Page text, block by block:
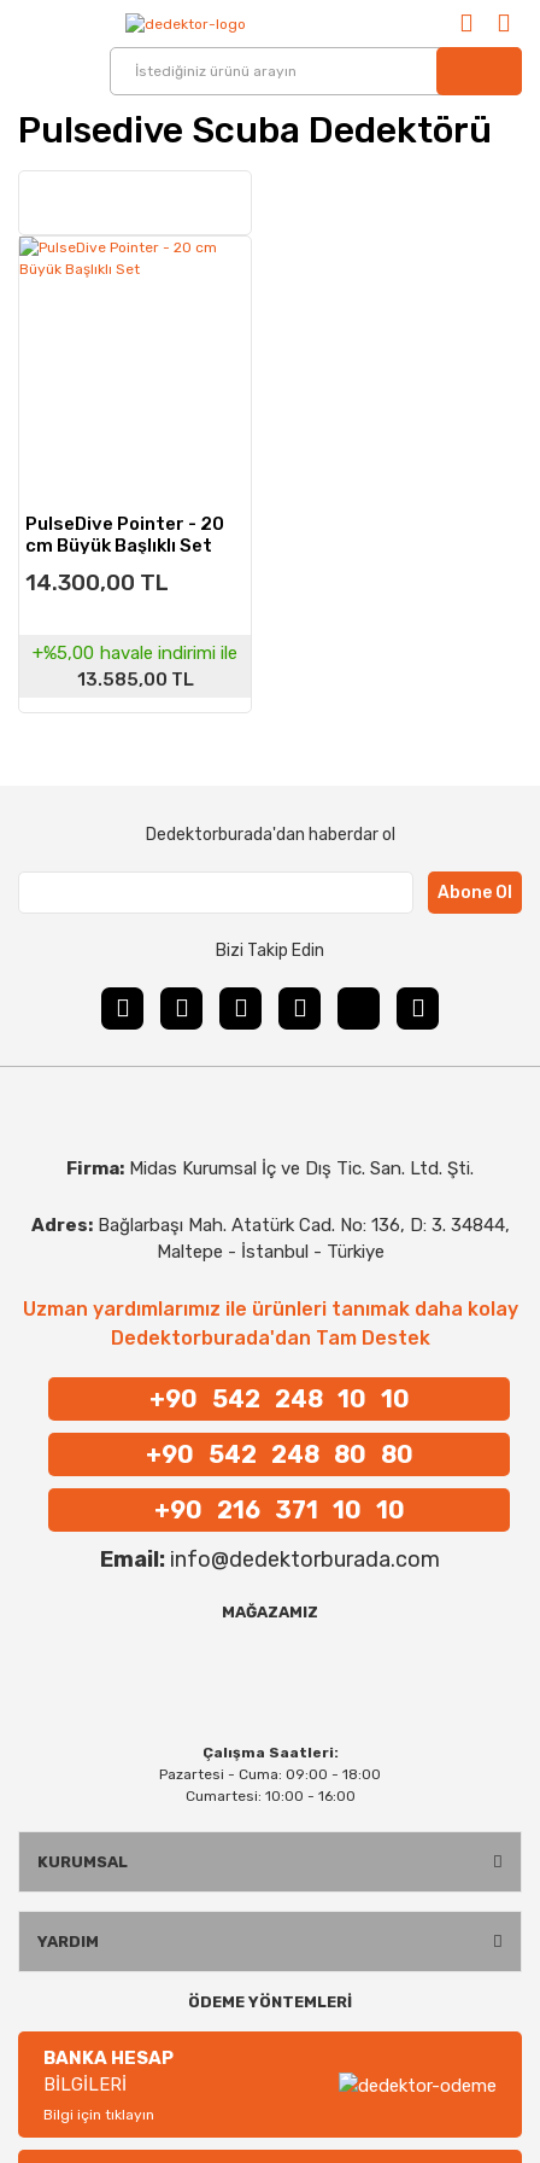
Pulsedive Scuba Dedektörü
PulseDive Pointer - 20
cm Büyük Başlıklı Set
14.300,00 TL
+%5,00 havale indirimi ile
13.585,00 TL
Dedektorburada'dan haberdar ol
Abone Ol
Bizi Takip Edin
Firma: Midas Kurumsal İç ve Dış Tic. San. Ltd. Şti.
Adres: Bağlarbaşı Mah. Atatürk Cad. No: 136, D: 3. 34844,
Maltepe - İstanbul - Türkiye
Uzman yardımlarımız ile ürünleri tanımak daha kolay
Dedektorburada'dan Tam Destek
+90 542 248 10 10
+90 542 248 80 80
+90 216 371 10 10
Email: info@dedektorburada.com
MAĞAZAMIZ
Çalışma Saatleri:
Pazartesi - Cuma: 09:00 - 18:00
Cumartesi: 10:00 - 16:00
KURUMSAL
YARDIM
ÖDEME YÖNTEMLERİ
BANKA HESAP
BİLGİLERİ
Bilgi için tıklayın